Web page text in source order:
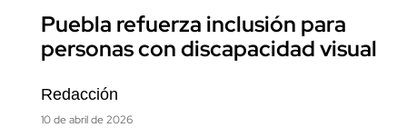
Puebla refuerza inclusión para
personas con discapacidad visual
Redacción
10 de abril de 2026